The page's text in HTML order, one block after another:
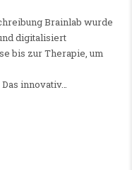
Brainlab wurde
digitalisiert
bis zur Therapie, um
innovativ…